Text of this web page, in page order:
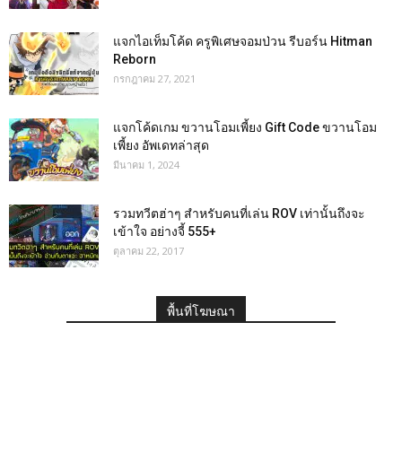
แจกไอเท็มโค้ด ครูพิเศษจอมป่วน รีบอร์น Hitman
Reborn
กรกฎาคม 27, 2021
แจกโค้ดเกม ขวานโอมเพี้ยง Gift Code ขวานโอม
เพี้ยง อัพเดทล่าสุด
มีนาคม 1, 2024
รวมทวีตฮ่าๆ สำหรับคนที่เล่น ROV เท่านั้นถึงจะ
เข้าใจ อย่างจี้ 555+
ตุลาคม 22, 2017
พื้นที่โฆษณา